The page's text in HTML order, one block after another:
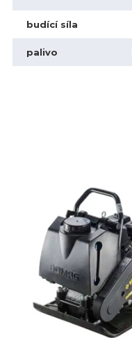
budící síla
palivo